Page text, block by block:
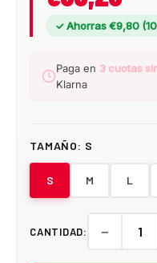
✓ Ahorras €9,80
Paga en 3 cuotas
Klarna
TAMAÑO: S
S M L
CANTIDAD: −